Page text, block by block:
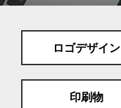
スタッフブログ
ロゴデザイン
印刷物